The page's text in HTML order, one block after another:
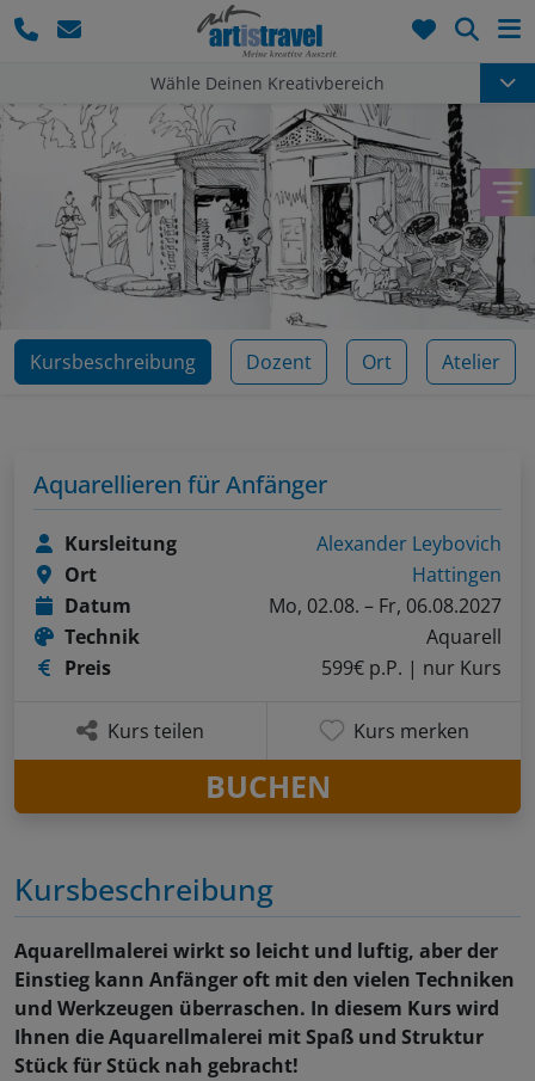
Wähle Deinen Kreativbereich
Kursbeschreibung Dozent Ort Atelier
Kursbeschreibung
Aquarellmalerei wirkt so leicht und luftig, aber der
Einstieg kann Anfänger oft mit den vielen Techniken
und Werkzeugen überraschen. In diesem Kurs wird
Ihnen die Aquarellmalerei mit Spaß und Struktur
Stück für Stück nah gebracht!
Aquarellieren für Anfänger
Kursleitung
Alexander Leybovich
Ort
Hattingen
Datum
Mo, 02.08. – Fr, 06.08.2027
Technik
Aquarell
Preis
599€ p.P. | nur Kurs
Kurs teilen Kurs merken
BUCHEN